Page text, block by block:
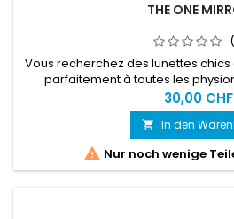
THE ONE
Vous recherchez des lunettes
parfaitement à toutes les
unisexes arena The One Mirror
tant pour les nageurs de loisir
30,00 CHF
 In den
 Nur noch wenige